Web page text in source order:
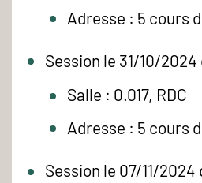
Adresse : 5 cours
Session le 31/10/2024
Salle : 0.017, RDC
Adresse : 5 cours
Session le 07/11/2024